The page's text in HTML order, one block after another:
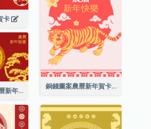
卡
銅錢圖案農曆新年賀卡
帶圓圈插圖的農曆新年快樂賀卡